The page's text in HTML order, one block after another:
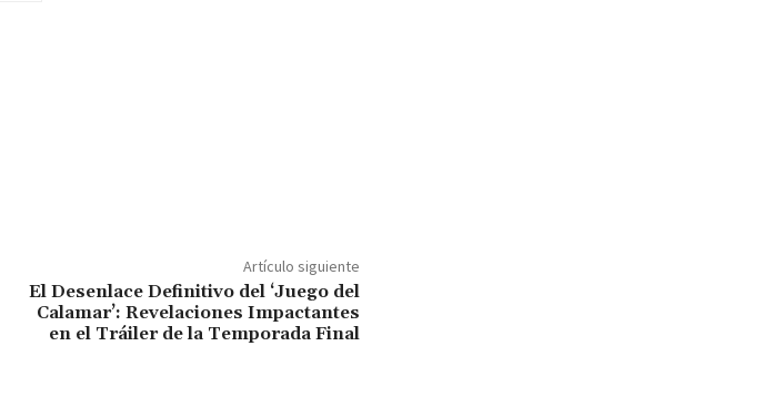
Artículo siguiente
El Desenlace Definitivo del ‘Juego del
Calamar’: Revelaciones Impactantes
en el Tráiler de la Temporada Final